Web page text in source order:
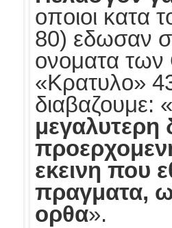
οποιοι κατα
80) εδωσαν
ονοματα
«Κρατυλο»
διαβαζουμε: «
εκεινη που
πραγματα,
ορθα».